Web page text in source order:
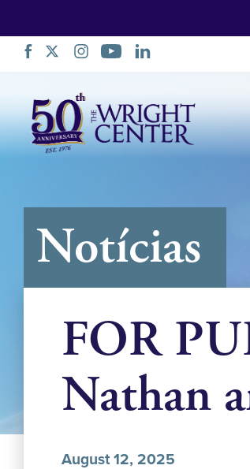
navegação
Notícias
FOR
Nathan
August 12, 2025